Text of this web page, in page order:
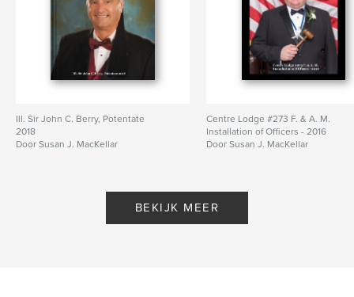
Ill. Sir John C. Berry, Potentate
2018
Door Susan J. MacKellar
Centre Lodge #273 F. & A. M.
Installation of Officers - 2016
Door Susan J. MacKellar
BEKIJK MEER